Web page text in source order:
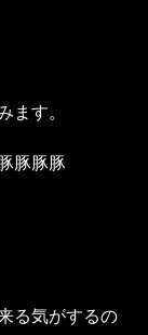
ます。
豚豚豚
る気がするの